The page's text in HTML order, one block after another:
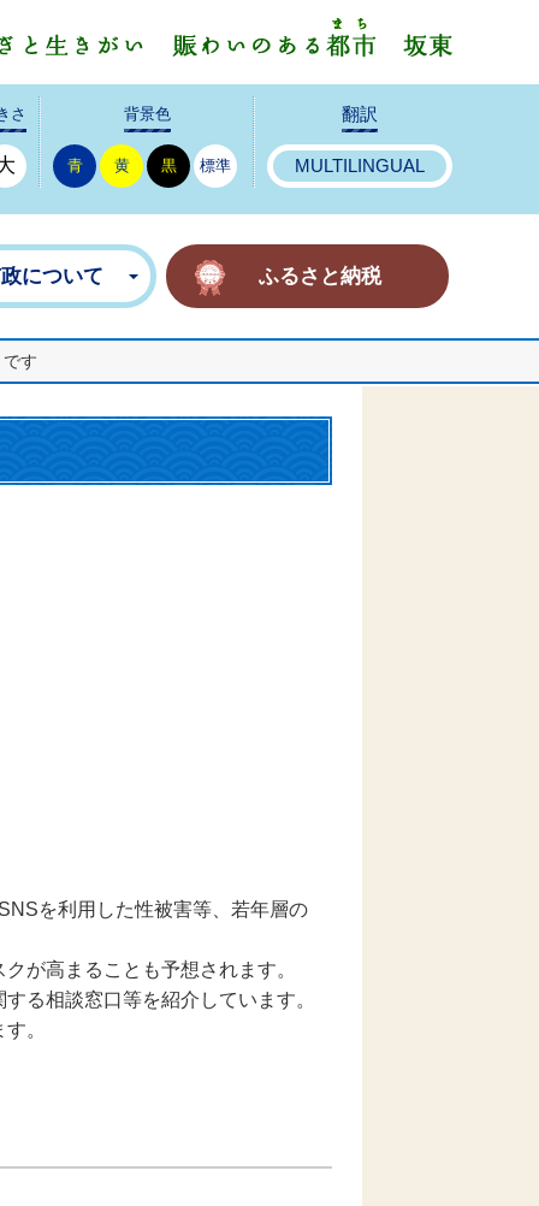
さ 背景色
青 黄 黒 標準
翻訳
MULTILINGUAL
について ふるさと納税
す
を利用した性被害等、若年層の
が高まることも予想されます。
る相談窓口等を紹介しています。
。